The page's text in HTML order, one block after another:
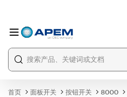
首页 面板开关 按钮开关 8000